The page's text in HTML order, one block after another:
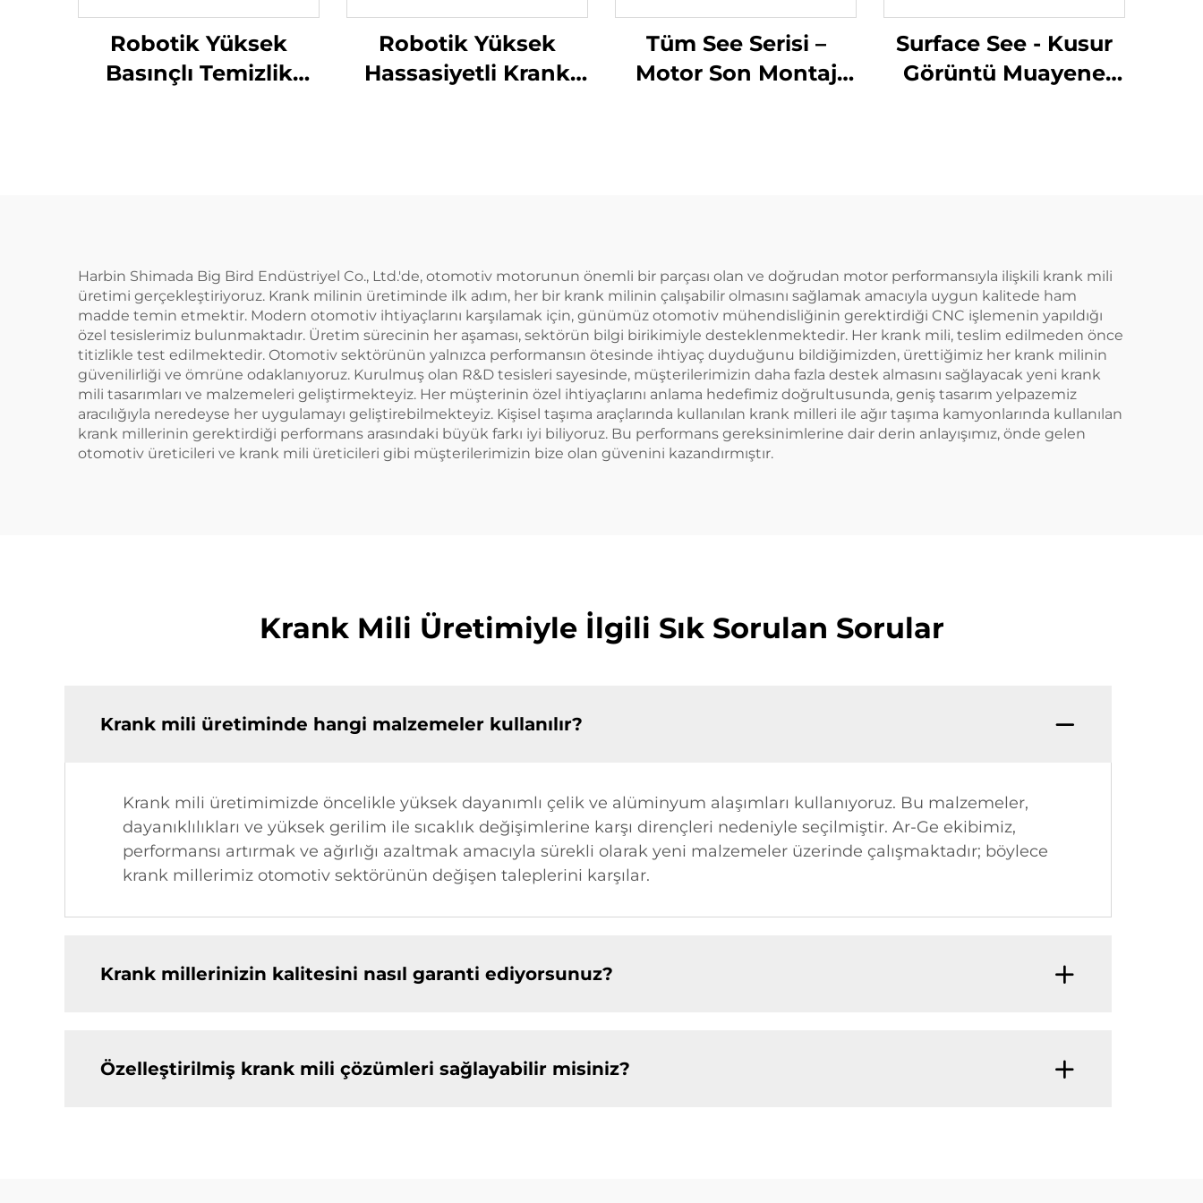
Robotik Yüksek
Basınçlı Temizlik
Robotik Yüksek
Hassasiyetli Krank
Tüm See Serisi –
Motor Son Montaj
Surface See - Kusur
Görüntü Muayene
Harbin Shimada Big Bird Endüstriyel Co., Ltd.'de, otomotiv motorunun önemli bir parçası olan ve doğrudan motor performansıyla ilişkili krank mili
üretimi gerçekleştiriyoruz. Krank milinin üretiminde ilk adım, her bir krank milinin çalışabilir olmasını sağlamak amacıyla uygun kalitede ham
madde temin etmektir. Modern otomotiv ihtiyaçlarını karşılamak için, günümüz otomotiv mühendisliğinin gerektirdiği CNC işlemenin yapıldığı
özel tesislerimiz bulunmaktadır. Üretim sürecinin her aşaması, sektörün bilgi birikimiyle desteklenmektedir. Her krank mili, teslim edilmeden önce
titizlikle test edilmektedir. Otomotiv sektörünün yalnızca performansın ötesinde ihtiyaç duyduğunu bildiğimizden, ürettiğimiz her krank milinin
güvenilirliği ve ömrüne odaklanıyoruz. Kurulmuş olan R&D tesisleri sayesinde, müşterilerimizin daha fazla destek almasını sağlayacak yeni krank
mili tasarımları ve malzemeleri geliştirmekteyiz. Her müşterinin özel ihtiyaçlarını anlama hedefimiz doğrultusunda, geniş tasarım yelpazemiz
aracılığıyla neredeyse her uygulamayı geliştirebilmekteyiz. Kişisel taşıma araçlarında kullanılan krank milleri ile ağır taşıma kamyonlarında kullanılan
krank millerinin gerektirdiği performans arasındaki büyük farkı iyi biliyoruz. Bu performans gereksinimlerine dair derin anlayışımız, önde gelen
otomotiv üreticileri ve krank mili üreticileri gibi müşterilerimizin bize olan güvenini kazandırmıştır.
Krank Mili Üretimiyle İlgili Sık Sorulan Sorular
Krank mili üretiminde hangi malzemeler kullanılır?
Krank mili üretimimizde öncelikle yüksek dayanımlı çelik ve alüminyum alaşımları kullanıyoruz. Bu malzemeler,
dayanıklılıkları ve yüksek gerilim ile sıcaklık değişimlerine karşı dirençleri nedeniyle seçilmiştir. Ar-Ge ekibimiz,
performansı artırmak ve ağırlığı azaltmak amacıyla sürekli olarak yeni malzemeler üzerinde çalışmaktadır; böylece
krank millerimiz otomotiv sektörünün değişen taleplerini karşılar.
Krank millerinizin kalitesini nasıl garanti ediyorsunuz?
Özelleştirilmiş krank mili çözümleri sağlayabilir misiniz?